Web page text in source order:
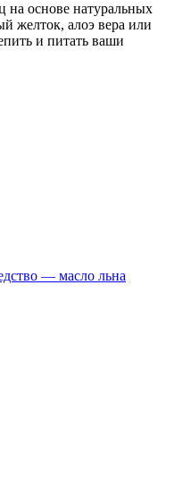
на основе натуральных
желток, алоэ вера или
и питать ваши
— масло льна